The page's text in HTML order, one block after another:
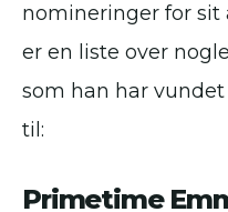
nomineringer for sit
er en liste over
som han har
til:
Primetime